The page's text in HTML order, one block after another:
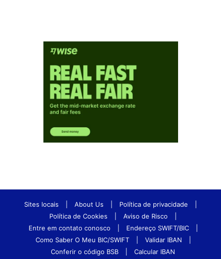
Sites locais About Us Política de privacidade
Política de Cookies
Aviso de Risco
Entre em contato conosco
Endereço SWIFT/BIC
Como Saber O Meu BIC/SWIFT
Validar IBAN
Conferir o código BSB
Calcular IBAN